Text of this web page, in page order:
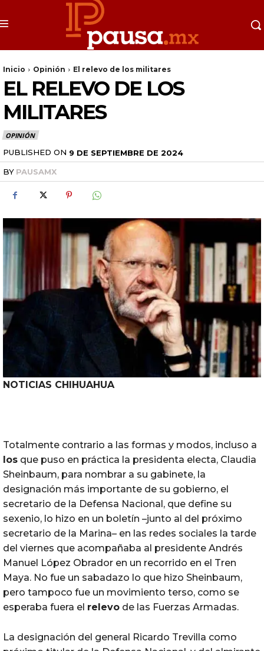
Inicio Opinión El relevo de los militares
EL RELEVO DE LOS
MILITARES
OPINIÓN
PUBLISHED ON 9 DE SEPTIEMBRE DE 2024
BY PAUSAMX
NOTICIAS CHIHUAHUA
Totalmente contrario a las formas y modos, incluso a
los que puso en práctica la presidenta electa, Claudia
Sheinbaum, para nombrar a su gabinete, la
designación más importante de su gobierno, el
secretario de la Defensa Nacional, que define su
sexenio, lo hizo en un boletín –junto al del próximo
secretario de la Marina– en las redes sociales la tarde
del viernes que acompañaba al presidente Andrés
Manuel López Obrador en un recorrido en el Tren
Maya. No fue un sabadazo lo que hizo Sheinbaum,
pero tampoco fue un movimiento terso, como se
esperaba fuera el relevo de las Fuerzas Armadas.
La designación del general Ricardo Trevilla como